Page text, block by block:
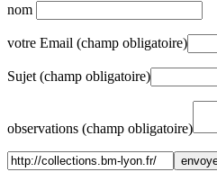
nom
votre Email (champ obligatoire)
Sujet (champ obligatoire)
observations (champ obligatoire)